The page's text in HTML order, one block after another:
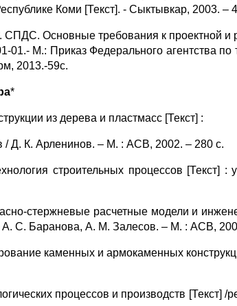
Коми [Текст]. - Сыктывкар, 2003. –
Основные требования к проектной и
01.- М.: Приказ Федерального агентства
2013.-59с.
*
из дерева и пластмасс [Текст] :
/ Д. К. Арленинов. – М. : АСВ, 2002. – 280 с.
строительных процессов
стержневые расчетные модели и
/ А. С. Баранова, А. М. Залесов. – М. : АСВ,
каменных и армокаменных
процессов и производств